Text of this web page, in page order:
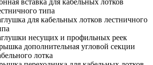
типа
для кабельных лотков лестничного
несущих и профильных реек
дополнительная угловой секции
лотка